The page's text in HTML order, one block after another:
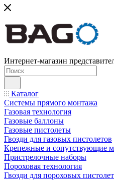
Интернет-магазин
Каталог
Системы прямого монтажа
Газовая технология
Газовые баллоны
Газовые пистолеты
Гвозди для газовых пистолетов
Крепежные и сопутствующие
Пристрелочные наборы
Пороховая технология
Гвозди для пороховых